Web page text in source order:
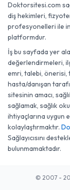
Doktorsitesi.com
diş hekimleri,
profesyonelleri ile
platformdur.
İş bu sayfada yer
değerlendirmeleri,
emri, talebi, önerisi,
hasta/danışan
sitesinin amacı,
sağlamak, sağlık
ihtiyaçlarına uygun
kolaylaştırmaktır.
Sağlayıcısını
bulunmamaktadır.
© 2007 -